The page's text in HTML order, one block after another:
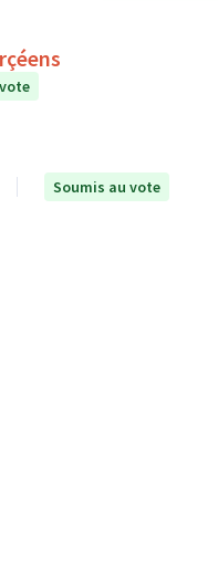
Soumis au vote